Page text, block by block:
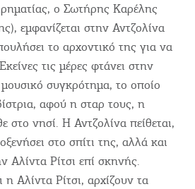
ο Σωτήρης Καρέλης
εμφανίζεται στην Αντζολίνα
το αρχοντικό της για να
τις μέρες φτάνει στην
συγκρότημα, το οποίο
αφού η σταρ τους, η
στο νησί. Η Αντζολίνα πείθεται,
στο σπίτι της, αλλά και
Αλίντα Ρίτσι επί σκηνής.
η Αλίντα Ρίτσι, αρχίζουν τα